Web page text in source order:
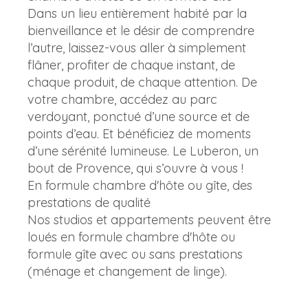
Dans un lieu entièrement habité par la
bienveillance et le désir de comprendre
l’autre, laissez-vous aller à simplement
flâner, profiter de chaque instant, de
chaque produit, de chaque attention. De
votre chambre, accédez au parc
verdoyant, ponctué d’une source et de
points d’eau. Et bénéficiez de moments
d’une sérénité lumineuse. Le Luberon, un
bout de Provence, qui s’ouvre à vous !
En formule chambre d'hôte ou gîte, des
prestations de qualité
Nos studios et appartements peuvent être
loués en formule chambre d'hôte ou
formule gîte avec ou sans prestations
(ménage et changement de linge).